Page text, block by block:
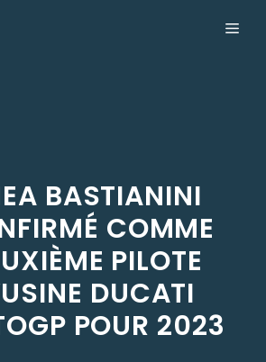
BASTIANINI
COMME
PILOTE
DUCATI
POUR 2023